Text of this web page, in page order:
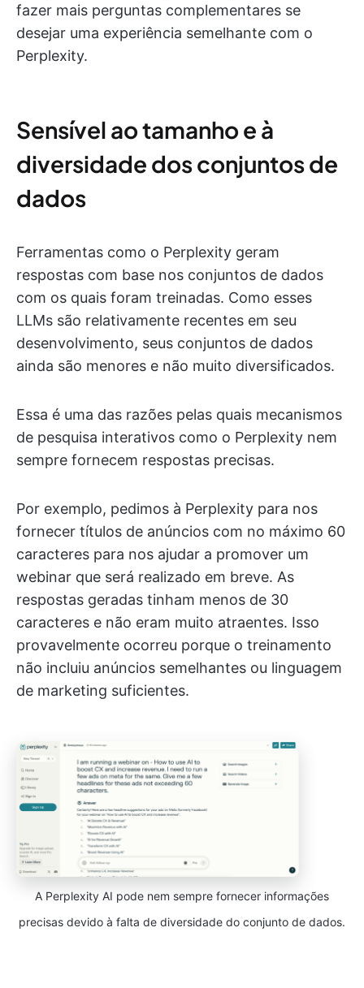
fazer mais perguntas complementares se
desejar uma experiência semelhante com o
Perplexity.
Sensível ao tamanho e à
diversidade dos conjuntos de
dados
Ferramentas como o Perplexity geram
respostas com base nos conjuntos de dados
com os quais foram treinadas. Como esses
LLMs são relativamente recentes em seu
desenvolvimento, seus conjuntos de dados
ainda são menores e não muito diversificados.
Essa é uma das razões pelas quais mecanismos
de pesquisa interativos como o Perplexity nem
sempre fornecem respostas precisas.
Por exemplo, pedimos à Perplexity para nos
fornecer títulos de anúncios com no máximo 60
caracteres para nos ajudar a promover um
webinar que será realizado em breve. As
respostas geradas tinham menos de 30
caracteres e não eram muito atraentes. Isso
provavelmente ocorreu porque o treinamento
não incluiu anúncios semelhantes ou linguagem
de marketing suficientes.
A Perplexity AI pode nem sempre fornecer informações
precisas devido à falta de diversidade do conjunto de dados.